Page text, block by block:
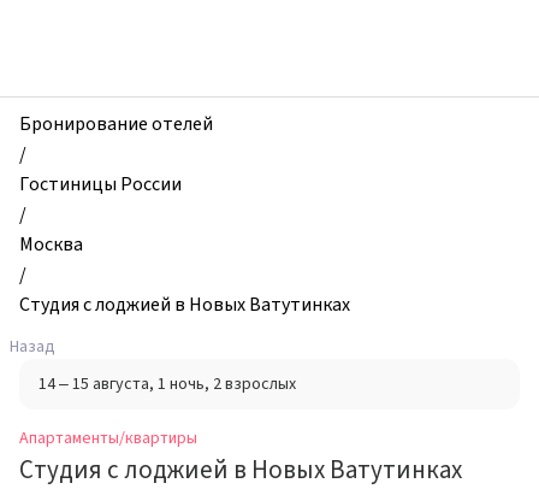
и
квартиры,
Студия
лоджией
Новых
Ватутинках,
Москва,
Россия
Бронирование отелей
/
Гостиницы России
/
Москва
/
Студия с лоджией в Новых Ватутинках
Назад
14 – 15 августа, 1 ночь, 2 взрослых
Апартаменты/квартиры
Студия с лоджией в Новых Ватутинках